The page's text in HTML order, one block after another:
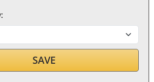
SAVE
9,90€